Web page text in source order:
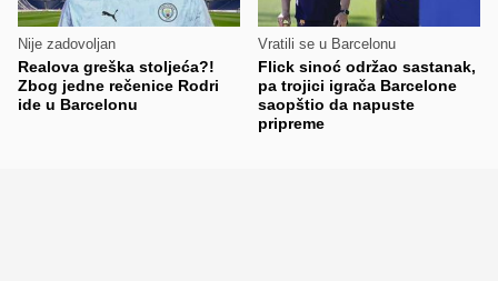
Nije zadovoljan
Realova greška stoljeća?!
Zbog jedne rečenice Rodri
ide u Barcelonu
Vratili se u Barcelonu
Flick sinoć održao sastanak,
pa trojici igrača Barcelone
saopštio da napuste
pripreme